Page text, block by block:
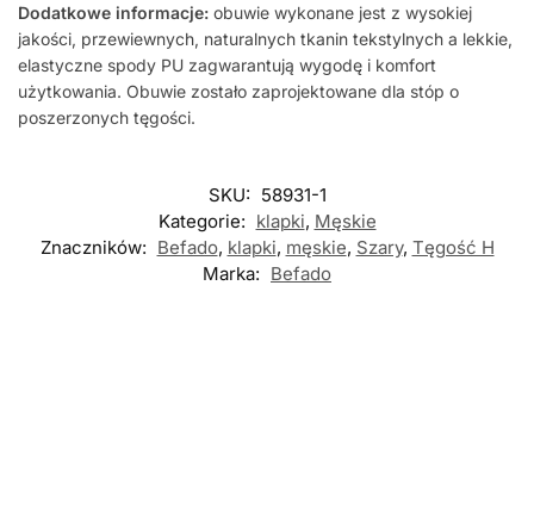
Dodatkowe informacje: obuwie wykonane jest z wysokiej
jakości, przewiewnych, naturalnych tkanin tekstylnych a lekkie,
elastyczne spody PU zagwarantują wygodę i komfort
użytkowania. Obuwie zostało zaprojektowane dla stóp o
poszerzonych tęgości.
SKU: 58931-1
Kategorie: klapki, Męskie
Znaczników: Befado, klapki, męskie, Szary, Tęgość H
Marka: Befado